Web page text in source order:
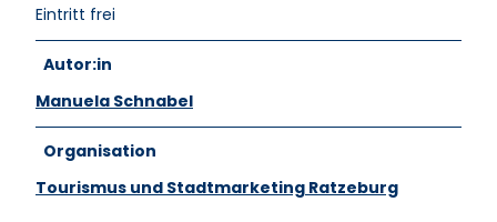
Eintritt frei
Autor:in
Manuela Schnabel
Organisation
Tourismus und Stadtmarketing Ratzeburg